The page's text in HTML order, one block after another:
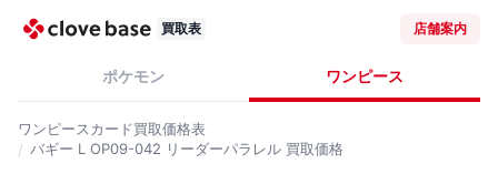
買取表 店舗案内
ポケモン ワンピース
ワンピースカード買取価格表
バギー L OP09-042 リーダーパラレル 買取価格